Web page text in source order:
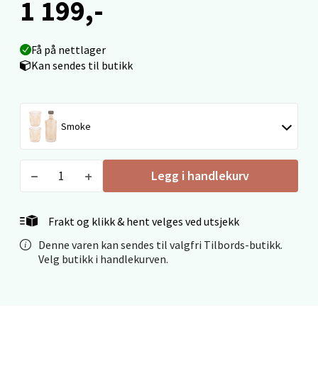
1 199,-
Få på nettlager
Kan sendes til butikk
Smoke
Legg i handlekurv
Frakt og klikk & hent velges ved utsjekk
Denne varen kan sendes til valgfri Tilbords-butikk.
Velg butikk i handlekurven.
Mandal - Alti Mandal
0 i butikk
Mo i Rana - Thon Senter Mo i Rana
Fridtjof Nansensgate 22, 8622 Mo i Rana